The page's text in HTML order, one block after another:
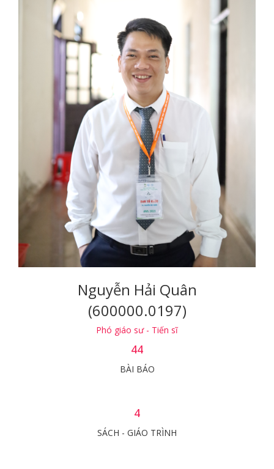
Nguyễn Hải Quân
(600000.0197)
Phó giáo sư - Tiến sĩ
44
BÀI BÁO
4
SÁCH - GIÁO TRÌNH